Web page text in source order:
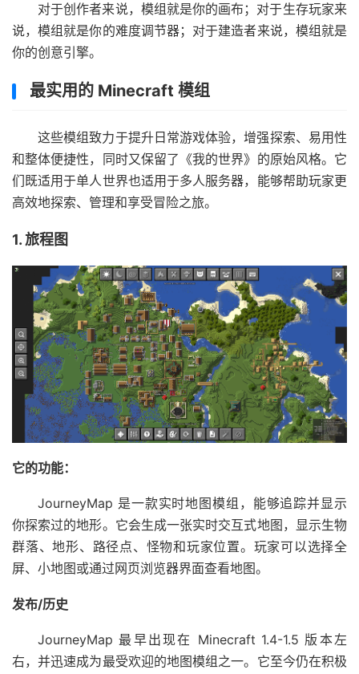
对于创作者来说，模组就是你的画布；对于生存玩家来
说，模组就是你的难度调节器；对于建造者来说，模组就是
你的创意引擎。
最实用的 Minecraft 模组
这些模组致力于提升日常游戏体验，增强探索、易用性
和整体便捷性，同时又保留了《我的世界》的原始风格。它
们既适用于单人世界也适用于多人服务器，能够帮助玩家更
高效地探索、管理和享受冒险之旅。
1. 旅程图
它的功能：
JourneyMap 是一款实时地图模组，能够追踪并显示
你探索过的地形。它会生成一张实时交互式地图，显示生物
群落、地形、路径点、怪物和玩家位置。玩家可以选择全
屏、小地图或通过网页浏览器界面查看地图。
发布/历史
JourneyMap 最早出现在 Minecraft 1.4-1.5 版本左
右，并迅速成为最受欢迎的地图模组之一。它至今仍在积极